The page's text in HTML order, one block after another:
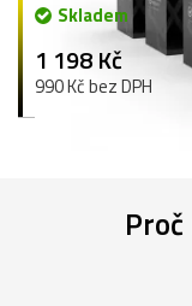
Skladem
1 198 Kč
990 Kč bez DPH
Proč